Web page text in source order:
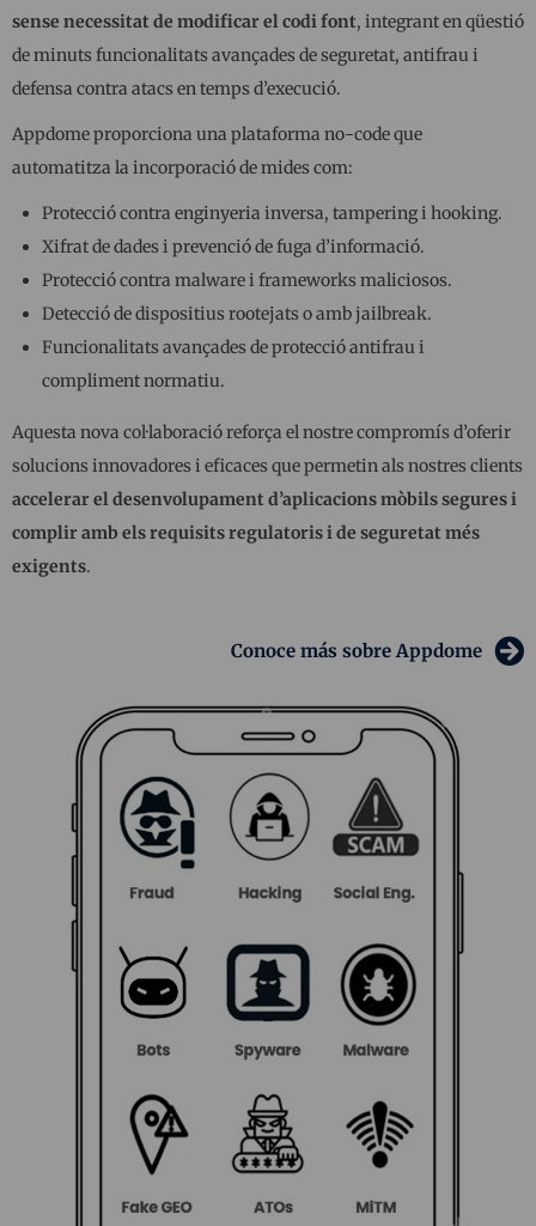
sense necessitat de modificar el codi font, integrant en qüestió
de minuts funcionalitats avançades de seguretat, antifrau i
defensa contra atacs en temps d’execució.
Appdome proporciona una plataforma no-code que
automatitza la incorporació de mides com:
Protecció contra enginyeria inversa, tampering i hooking.
Xifrat de dades i prevenció de fuga d’informació.
Protecció contra malware i frameworks maliciosos.
Detecció de dispositius rootejats o amb jailbreak.
Funcionalitats avançades de protecció antifrau i
compliment normatiu.
Aquesta nova col·laboració reforça el nostre compromís d’oferir
solucions innovadores i eficaces que permetin als nostres clients
accelerar el desenvolupament d’aplicacions mòbils segures i
complir amb els requisits regulatoris i de seguretat més
exigents.
Conoce más sobre Appdome